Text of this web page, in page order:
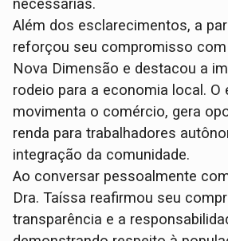
necessárias.
Além dos esclarecimentos, a
reforçou seu compromisso
Nova Dimensão e destacou a
rodeio para a economia local. O
movimenta o comércio, gera
renda para trabalhadores
integração da comunidade.
Ao conversar pessoalmente
Dra. Taíssa reafirmou seu
transparência e a